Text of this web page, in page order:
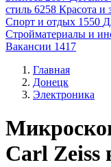
стиль 6258 Красота и
Спорт и отдых 1550
Стройматериалы и
Вакансии 1417
Главная
Донецк
Электроника
Carl Zeiss